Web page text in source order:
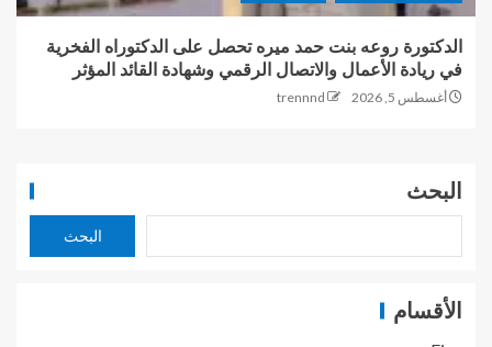
الدكتورة روعه بنت حمد ميره تحصل على الدكتوراه الفخرية
في ريادة الأعمال والاتصال الرقمي وشهادة القائد المؤثر
أغسطس 5, 2026 trennnd
البحث
البحث
الأقسام